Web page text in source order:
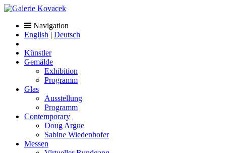
Navigation
English | Deutsch
Künstler
Gemälde
Exhibition
Programm
Glas
Ausstellung
Programm
Contemporary
Doug Argue
Sabine Wiedenhofer
Messen